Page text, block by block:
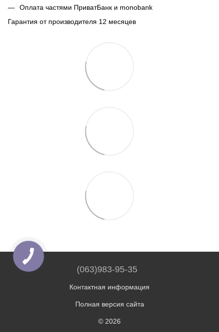
Оплата частями ПриватБанк и monobank
Гарантия от производителя 12 месяцев
(063)983-95-35
Контактная информация
Полная версия сайта
© 2026